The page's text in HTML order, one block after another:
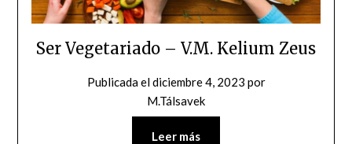
Ser Vegetariado – V.M. Kelium Zeus
Publicada eldiciembre 4, 2023 por
M.Tálsavek
Leer más